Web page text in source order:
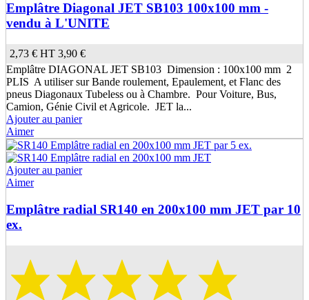
Emplâtre Diagonal JET SB103 100x100 mm -
vendu à L'UNITE
2,73 € HT 3,90 €
Emplâtre DIAGONAL JET SB103 Dimension : 100x100 mm 2
PLIS A utiliser sur Bande roulement, Epaulement, et Flanc des
pneus Diagonaux Tubeless ou à Chambre. Pour Voiture, Bus,
Camion, Génie Civil et Agricole. JET la...
Ajouter au panier
Aimer
Ajouter au panier
Aimer
Emplâtre radial SR140 en 200x100 mm JET par 10
ex.